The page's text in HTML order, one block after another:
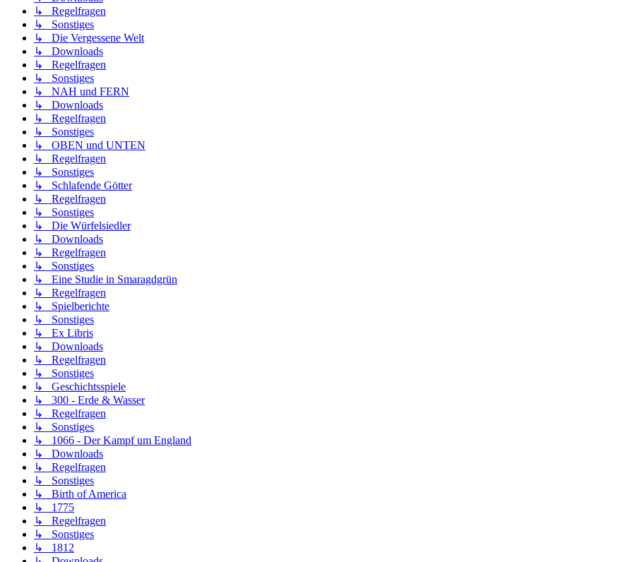
↳ Regelfragen
↳ Sonstiges
↳ Die Vergessene Welt
↳ Downloads
↳ Regelfragen
↳ Sonstiges
↳ NAH und FERN
↳ Downloads
↳ Regelfragen
↳ Sonstiges
↳ OBEN und UNTEN
↳ Regelfragen
↳ Sonstiges
↳ Schlafende Götter
↳ Regelfragen
↳ Sonstiges
↳ Die Würfelsiedler
↳ Downloads
↳ Regelfragen
↳ Sonstiges
↳ Eine Studie in Smaragdgrün
↳ Regelfragen
↳ Spielberichte
↳ Sonstiges
↳ Ex Libris
↳ Downloads
↳ Regelfragen
↳ Sonstiges
↳ Geschichtsspiele
↳ 300 - Erde & Wasser
↳ Regelfragen
↳ Sonstiges
↳ 1066 - Der Kampf um England
↳ Downloads
↳ Regelfragen
↳ Sonstiges
↳ Birth of America
↳ 1775
↳ Regelfragen
↳ Sonstiges
↳ 1812